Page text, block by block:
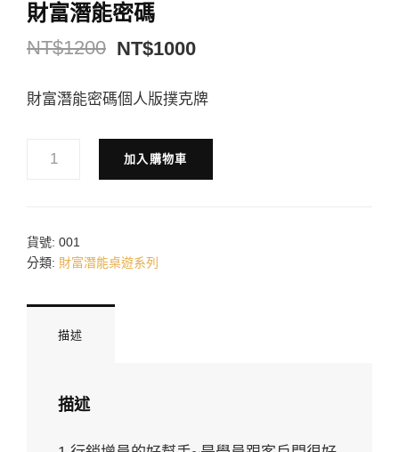
財富潛能密碼
NT$1200 NT$1000
財富潛能密碼個人版撲克牌
碼
數
加入購物車
貨號: 001
分類: 財富潛能桌遊系列
描述
描述